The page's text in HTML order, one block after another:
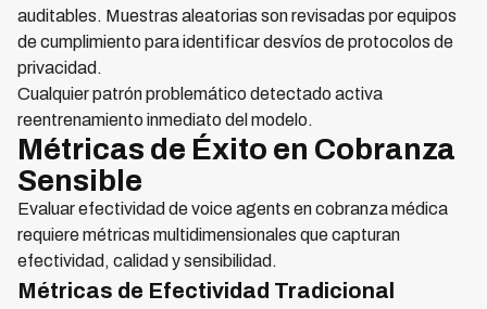
auditables. Muestras aleatorias son revisadas por equipos
de cumplimiento para identificar desvíos de protocolos de
privacidad.
Cualquier patrón problemático detectado activa
reentrenamiento inmediato del modelo.
Métricas de Éxito en Cobranza
Sensible
Evaluar efectividad de voice agents en cobranza médica
requiere métricas multidimensionales que capturan
efectividad, calidad y sensibilidad.
Métricas de Efectividad Tradicional